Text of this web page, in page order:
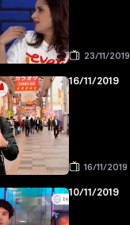
23/11/2019
16/11/2019
16/11/2019
10/11/2019